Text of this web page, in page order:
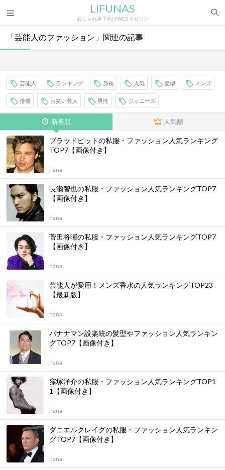
LIFUNAS
おしゃれ男子向けWEBマガジン
「芸能人のファッション」関連の記事
芸能人 ランキング 身長 人気 髪型 メンズ
俳優 お笑い芸人 男性 ジャニーズ
新着順 人気順
ブラッドピットの私服・ファッション人気ランキング
TOP7【画像付き】
hana
長瀬智也の私服・ファッション人気ランキングTOP7
【画像付き】
hana
菅田将暉の私服・ファッション人気ランキングTOP7
【画像付き】
hana
芸能人が愛用！メンズ香水の人気ランキングTOP23
【最新版】
hana
バナナマン設楽統の髪型やファッション人気ランキン
グTOP7【画像付き】
hana
窪塚洋介の私服・ファッション人気ランキングTOP1
1【画像付き】
hana
ダニエルクレイグの私服・ファッション人気ランキン
グTOP7【画像付き】
hana